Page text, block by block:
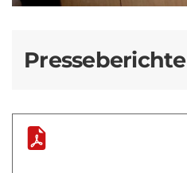
Presseberichte